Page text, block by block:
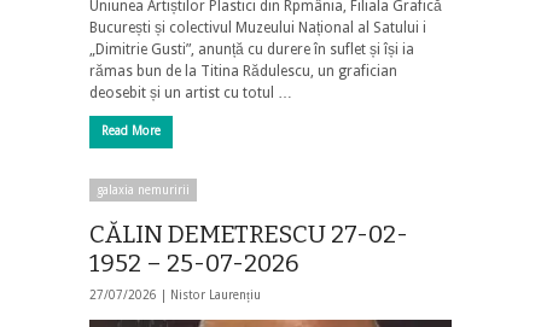
Uniunea Artiștilor Plastici din Rpmânia, Filiala Grafică
București și colectivul Muzeului Național al Satului i
„Dimitrie Gusti”, anunță cu durere în suflet și își ia
rămas bun de la Titina Rădulescu, un grafician
deosebit și un artist cu totul …
Read More
galaxia nemuririi
CĂLIN DEMETRESCU 27-02-
1952 – 25-07-2026
27/07/2026 | Nistor Laurențiu